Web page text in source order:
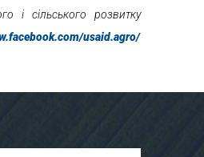
і сільського розвитку
.facebook.com/usaid.agro/